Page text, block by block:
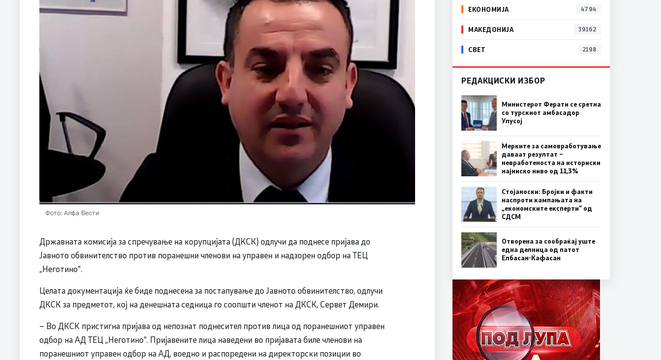
Фото: Алфа Вести
Државната комисија за спречување на корупцијата (ДКСК) одлучи да поднесе пријава до
Јавното обвинителство против поранешни членови на управен и надзорен одбор на ТЕЦ
„Неготино“.
Целата документација ќе биде поднесена за постапување до Јавното обвинителство, одлучи
ДКСК за предметот, кој на денешната седница го соопшти членот на ДКСК, Сервет Демири.
– Во ДКСК пристигна пријава од непознат поднесител против лица од поранешниот управен
одбор на АД ТЕЦ „Неготино“. Пријавените лица наведени во пријавата биле членови на
поранешниот управен одбор на АД, воедно и распоредени на директорски позиции во
ЕКОНОМИЈА 4794
МАКЕДОНИЈА 39162
СВЕТ 2198
РЕДАКЦИСКИ ИЗБОР
Министерот Ферати се сретна
со турскиот амбасадор
Улусој
Мерките за самовработување
даваат резултат –
невработеноста на историски
најниско ниво од 11,3%
Стојаноски: Бројки и факти
наспроти кампањата на
„економските експерти“ од
СДСM
Отворена за сообраќај уште
една делница од патот
Елбасан-Ќафасан